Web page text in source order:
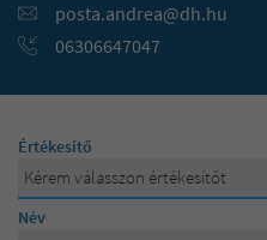
posta.andrea@dh.hu
06306647047
Kérem válasszon értékesítőt
Kérem válasszon értékesítőt
Értékesítő
Név